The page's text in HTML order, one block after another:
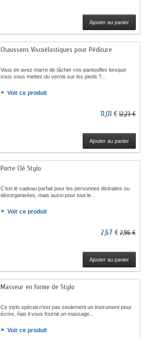
Ajouter au panier
Chaussons Viscoélastiques pour Pédicure
Vous en avez marre de tâcher vos pantoufles lorsque
vous vous mettez du vernis sur les pieds ?...
Voir ce produit
11,01 €12,23 €
Ajouter au panier
Porte Clé Stylo
C'est le cadeau parfait pour les personnes distraites ou
désorganisées, mais aussi pour tout le...
Voir ce produit
2,67 €2,96 €
Ajouter au panier
Masseur en forme de Stylo
Ce stylo spécial n'est pas seulement un instrument pour
écrire, ñais il vous fournit un massage...
Voir ce produit